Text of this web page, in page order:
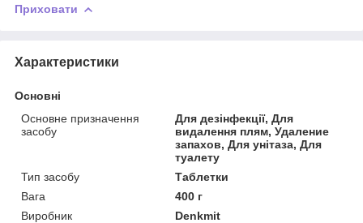
Приховати
Характеристики
Основні
Основне призначення
засобу
Для дезінфекції, Для
видалення плям, Удаление
запахов, Для унітаза, Для
туалету
Тип засобу
Таблетки
Вага
400 г
Виробник
Denkmit